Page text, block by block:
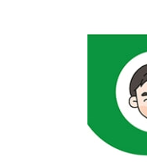
06 데이터
06-1 정렬
하면 된다
하면 된다
하면 된다
06-2 고급
하면 된다